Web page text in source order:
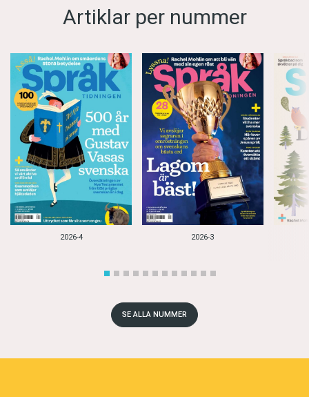
Artiklar per nummer
2026-4 2026-3
SE ALLA NUMMER